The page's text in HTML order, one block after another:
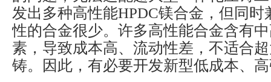
发出多种高性能HPDC镁合金，但同时
性的合金很少。许多高性能合金含有
素，导致成本高、流动性差，不适合
铸。因此，有必要开发新型低成本、